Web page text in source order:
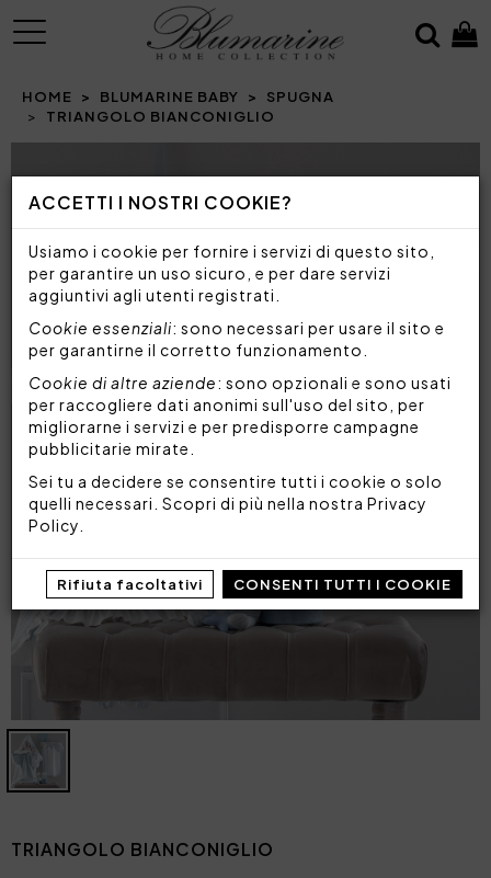
ACCETTI I NOSTRI COOKIE?
Usiamo i cookie per fornire i servizi di questo sito,
per garantire un uso sicuro, e per dare servizi
aggiuntivi agli utenti registrati.
Cookie essenziali: sono necessari per usare il sito e
per garantirne il corretto funzionamento.
Cookie di altre aziende: sono opzionali e sono usati
per raccogliere dati anonimi sull'uso del sito, per
migliorarne i servizi e per predisporre campagne
pubblicitarie mirate.
Sei tu a decidere se consentire tutti i cookie o solo
quelli necessari. Scopri di più nella nostra Privacy
Policy
Rifiuta facoltativi CONSENTI TUTTI I COOKIE
MENU
HOME BLUMARINE BABY
SPUGNA
TRIANGOLO BIANCONIGLIO
Prev
TRIANGOLO BIANCONIGLIO